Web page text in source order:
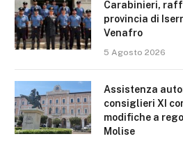
Carabinieri,
provincia di
Venafro
5 Agosto 2026
Assistenza
consiglieri XI
modifiche a
Molise